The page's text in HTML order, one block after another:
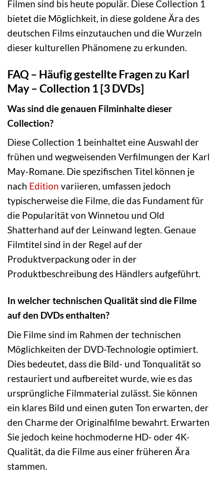
Filmen sind bis heute populär. Diese Collection 1
bietet die Möglichkeit, in diese goldene Ära des
deutschen Films einzutauchen und die Wurzeln
dieser kulturellen Phänomene zu erkunden.
FAQ – Häufig gestellte Fragen zu Karl
May – Collection 1 [3 DVDs]
Was sind die genauen Filminhalte dieser
Collection?
Diese Collection 1 beinhaltet eine Auswahl der
frühen und wegweisenden Verfilmungen der Karl
May-Romane. Die spezifischen Titel können je
nach Edition variieren, umfassen jedoch
typischerweise die Filme, die das Fundament für
die Popularität von Winnetou und Old
Shatterhand auf der Leinwand legten. Genaue
Filmtitel sind in der Regel auf der
Produktverpackung oder in der
Produktbeschreibung des Händlers aufgeführt.
In welcher technischen Qualität sind die Filme
auf den DVDs enthalten?
Die Filme sind im Rahmen der technischen
Möglichkeiten der DVD-Technologie optimiert.
Dies bedeutet, dass die Bild- und Tonqualität so
restauriert und aufbereitet wurde, wie es das
ursprüngliche Filmmaterial zulässt. Sie können
ein klares Bild und einen guten Ton erwarten, der
den Charme der Originalfilme bewahrt. Erwarten
Sie jedoch keine hochmoderne HD- oder 4K-
Qualität, da die Filme aus einer früheren Ära
stammen.